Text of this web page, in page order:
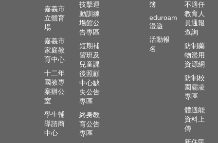
嘉義市
立體育
場
嘉義市
家庭教
育中心
十二年
國教專
案辦公
室
學生輔
導諮商
中心
技擊運
動訓練
場館公
告專區
短期補
習班及
兒童課
後照顧
中心缺
失公告
專區
終身教
育公告
專區
簿
eduroam
漫遊
活動報
名
不適任
教育人
員通報
查詢
防制藥
物濫用
資源網
防制校
園霸凌
專區
體適能
資料上
傳